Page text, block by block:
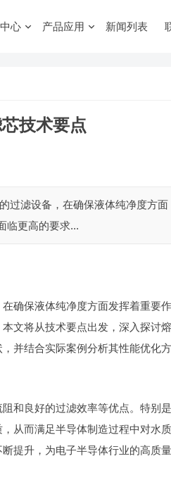
心 产品应用 新闻列表
技术要点
过滤设备，在确保液体纯净度方面
临更高的要求...
确保液体纯净度方面发挥着重要作
文将从技术要点出发，深入探讨
并结合实际案例分析其性能优化方
和良好的过滤效率等优点。特别
从而满足半导体制造过程中对水
提升，为电子半导体行业的高质